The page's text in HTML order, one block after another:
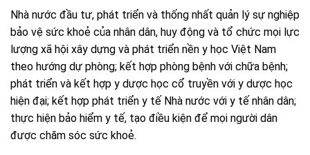
Nhà nước đầu tư, phát triển và thống nhất quản lý sự nghiệp
bảo vệ sức khoẻ của nhân dân, huy động và tổ chức mọi lực
lượng xã hội xây dựng và phát triển nền y học Việt Nam
theo hướng dự phòng; kết hợp phòng bệnh với chữa bệnh;
phát triển và kết hợp y dược học cổ truyền với y dược học
hiện đại; kết hợp phát triển y tế Nhà nước với y tế nhân dân;
thực hiện bảo hiểm y tế, tạo điều kiện để mọi người dân
được chăm sóc sức khoẻ.